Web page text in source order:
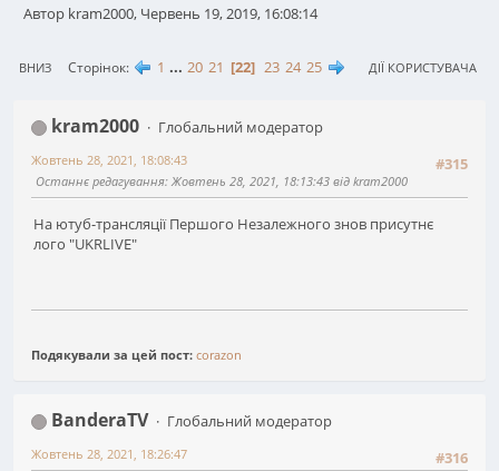
Автор kram2000, Червень 19, 2019, 16:08:14
ВНИЗ Сторінок 1 ... 20 21 22 23 24 25 ДІЇ КОРИСТУВАЧА
kram2000
Глобальний модератор
#315
Жовтень 28, 2021, 18:08:43
Останнє редагування: Жовтень 28, 2021, 18:13:43 від kram2000
На ютуб-трансляції Першого Незалежного знов присутнє
лого "UKRLIVE"
Подякували за цей пост: corazon
BanderaTV
Глобальний модератор
#316
Жовтень 28, 2021, 18:26:47